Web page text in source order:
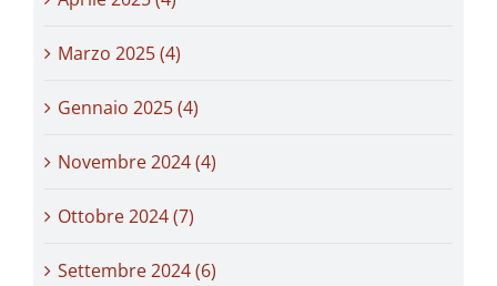
Marzo 2025 (4)
Gennaio 2025 (4)
Novembre 2024 (4)
Ottobre 2024 (7)
Settembre 2024 (6)